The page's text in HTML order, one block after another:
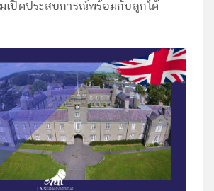
มเปิดประสบการณ์พร้อมกับลูกได้